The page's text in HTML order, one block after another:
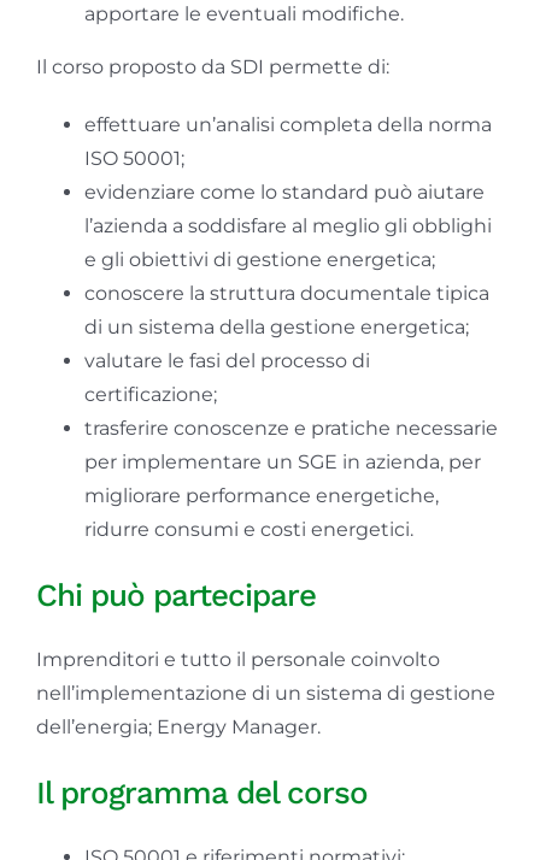
apportare le eventuali modifiche.
Il corso proposto da SDI permette di:
effettuare un’analisi completa della norma
ISO 50001;
evidenziare come lo standard può aiutare
l’azienda a soddisfare al meglio gli obblighi
e gli obiettivi di gestione energetica;
conoscere la struttura documentale tipica
di un sistema della gestione energetica;
valutare le fasi del processo di
certificazione;
trasferire conoscenze e pratiche necessarie
per implementare un SGE in azienda, per
migliorare performance energetiche,
ridurre consumi e costi energetici.
Chi può partecipare
Imprenditori e tutto il personale coinvolto
nell’implementazione di un sistema di gestione
dell’energia; Energy Manager.
Il programma del corso